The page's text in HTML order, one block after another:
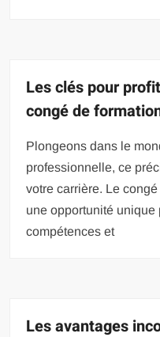
Les clés pour
congé de
Plongeons dans le
professionnelle, ce
votre carrière. Le
une opportunité
compétences et
Les avantages